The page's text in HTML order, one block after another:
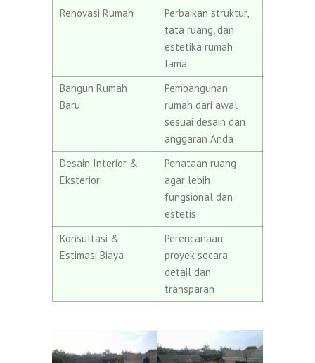
Renovasi Rumah
Perbaikan struktur,
tata ruang, dan
estetika rumah
lama
Bangun Rumah
Baru
Pembangunan
rumah dari awal
sesuai desain dan
anggaran Anda
Desain Interior &
Eksterior
Penataan ruang
agar lebih
fungsional dan
estetis
Konsultasi &
Estimasi Biaya
Perencanaan
proyek secara
detail dan
transparan